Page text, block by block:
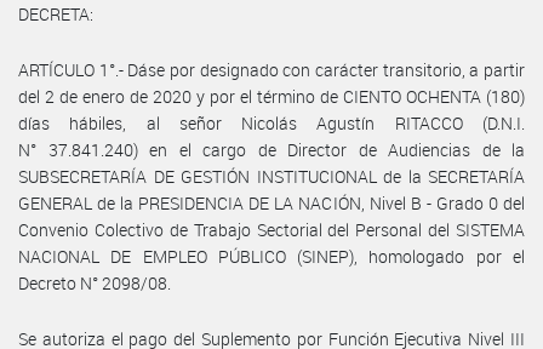
DECRETA:
ARTÍCULO 1°.- Dáse por designado con carácter transitorio, a partir
del 2 de enero de 2020 y por el término de CIENTO OCHENTA (180)
días hábiles, al señor Nicolás Agustín RITACCO (D.N.I.
N° 37.841.240) en el cargo de Director de Audiencias de la
SUBSECRETARÍA DE GESTIÓN INSTITUCIONAL de la SECRETARÍA
GENERAL de la PRESIDENCIA DE LA NACIÓN, Nivel B - Grado 0 del
Convenio Colectivo de Trabajo Sectorial del Personal del SISTEMA
NACIONAL DE EMPLEO PÚBLICO (SINEP), homologado por el
Decreto N° 2098/08.
Se autoriza el pago del Suplemento por Función Ejecutiva Nivel III